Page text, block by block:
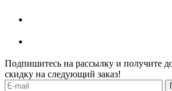
Подпишитесь на рассылку и получите
скидку на следующий заказ!